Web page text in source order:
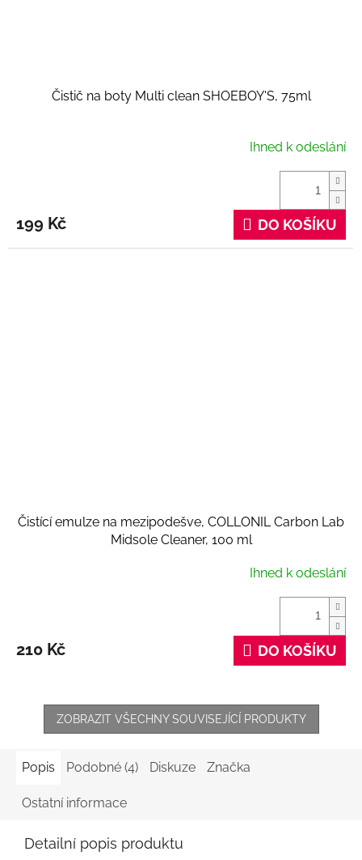
Čistič na boty Multi clean SHOEBOY'S, 75ml
Ihned k odeslání
199 Kč DO KOŠÍKU
Čistící emulze na mezipodešve, COLLONIL Carbon Lab
Midsole Cleaner, 100 ml
Ihned k odeslání
210 Kč DO KOŠÍKU
ZOBRAZIT VŠECHNY SOUVISEJÍCÍ PRODUKTY
Popis Podobné (4) Diskuze Značka
Ostatní informace
Detailní popis produktu